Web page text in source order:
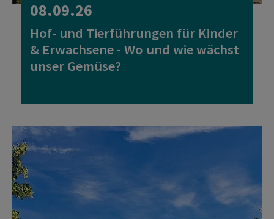
08.09.26
Hof- und Tierführungen für Kinder
& Erwachsene - Wo und wie wächst
unser Gemüse?